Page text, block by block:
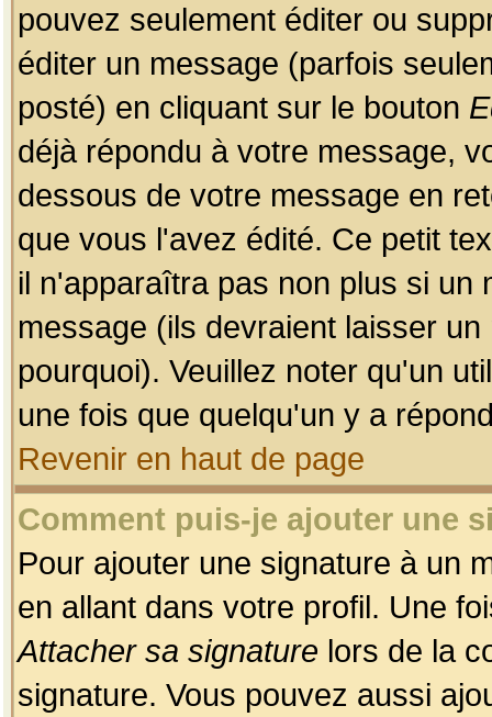
pouvez seulement éditer ou
éditer un message (parfois
posté) en cliquant sur le bouton
déjà répondu à votre message,
dessous de votre message en
que vous l'avez édité. Ce petit
il n'apparaîtra pas non plus si un
message (ils devraient laisser
pourquoi). Veuillez noter qu'un
une fois que quelqu'un y a
Revenir en haut de page
Comment puis-je ajouter une
Pour ajouter une signature à un
en allant dans votre profil. Une
Attacher sa signature lors de la
signature. Vous pouvez aussi